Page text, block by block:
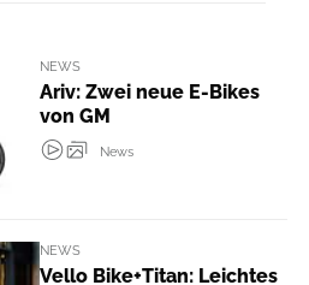
NEWS
Ariv: Zwei neue E-Bikes
von GM
News
NEWS
Vello Bike+Titan: Leichtes